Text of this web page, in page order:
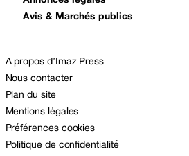
Avis & Marchés publics
A propos d’Imaz Press
Nous contacter
Plan du site
Mentions légales
Préférences cookies
Politique de confidentialité